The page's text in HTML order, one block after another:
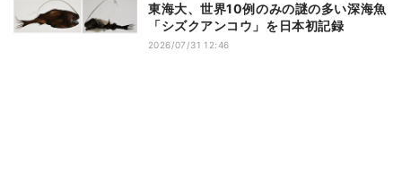
東海大、世界10例のみの謎の多い深海魚
「シズクアンコウ」を日本初記録
2026/07/31 12:46